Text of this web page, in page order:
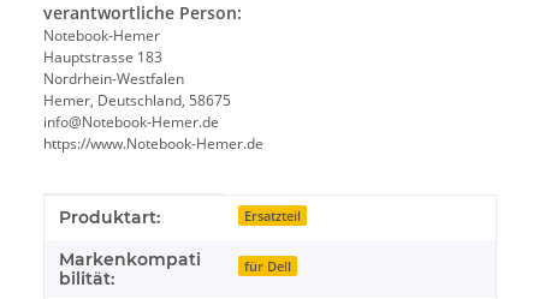
verantwortliche Person:
Notebook-Hemer
Hauptstrasse 183
Nordrhein-Westfalen
Hemer, Deutschland, 58675
info@Notebook-Hemer.de
https://www.Notebook-Hemer.de
Produkteigenschaft
Wert
Produktart: Ersatzteil
Markenkompati
bilität:
für Dell